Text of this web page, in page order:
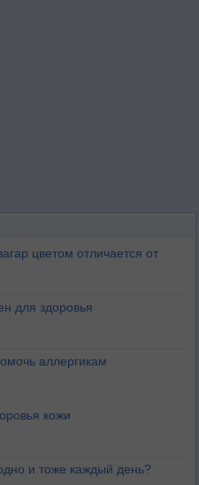
цветом отличается от
для здоровья
аллергикам
кожи
и тоже каждый день?